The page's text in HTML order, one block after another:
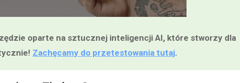
oparte na sztucznej inteligencji AI, które stworzy dla
Zachęcamy do przetestowania tutaj.